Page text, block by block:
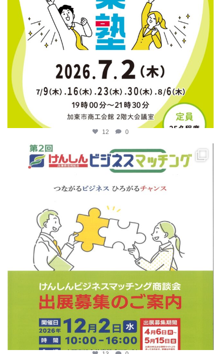
12 0
katosci
4月 14